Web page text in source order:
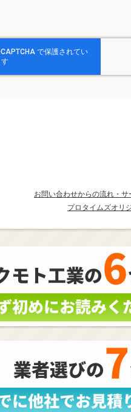
お問い合わせからの流れ・サ
プロタイムズオリ